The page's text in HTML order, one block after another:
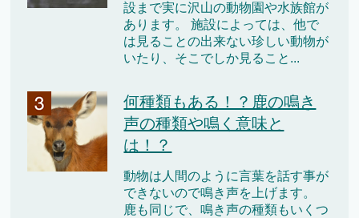
設まで実に沢山の動物園や水族館が
あります。 施設によっては、他で
は見ることの出来ない珍しい動物が
いたり、そこでしか見ること...
何種類もある！？鹿の鳴き
声の種類や鳴く意味と
は！？
動物は人間のように言葉を話す事が
できないので鳴き声を上げます。
鹿も同じで、鳴き声の種類もいくつ